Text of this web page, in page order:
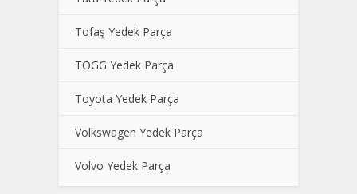
Tofaş Yedek Parça
TOGG Yedek Parça
Toyota Yedek Parça
Volkswagen Yedek Parça
Volvo Yedek Parça